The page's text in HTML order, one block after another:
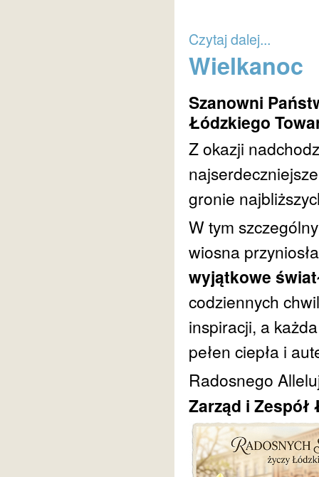
Czytaj dalej...
Wielkanoc
Szanowni
Łódzkiego
Z okazji
gronie
W tym
wiosna
wyjątkowe
codziennych
inspiracji, a
pełen ciepła i
Radosnego
Zarząd i